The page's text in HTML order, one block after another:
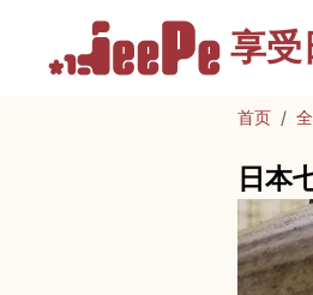
享受
首页 /
日本